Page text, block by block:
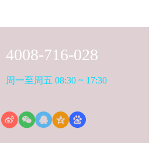
4008-716-028
周一至周五 08:30 ~ 17:30